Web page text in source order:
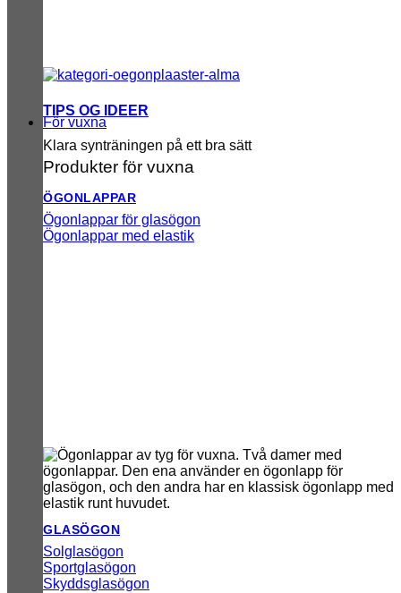
TIPS OG IDEER
Klara synträningen på ett bra sätt
För vuxna
Produkter för vuxna
ÖGONLAPPAR
Ögonlappar för glasögon
Ögonlappar med elastik
GLASÖGON
Solglasögon
Sportglasögon
Skyddsglasögon